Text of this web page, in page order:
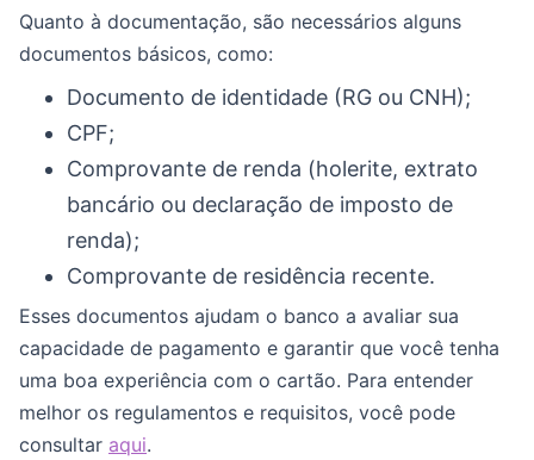
Quanto à documentação, são necessários alguns
documentos básicos, como:
Documento de identidade (RG ou CNH);
CPF;
Comprovante de renda (holerite, extrato
bancário ou declaração de imposto de
renda);
Comprovante de residência recente.
Esses documentos ajudam o banco a avaliar sua
capacidade de pagamento e garantir que você tenha
uma boa experiência com o cartão. Para entender
melhor os regulamentos e requisitos, você pode
consultar aqui.